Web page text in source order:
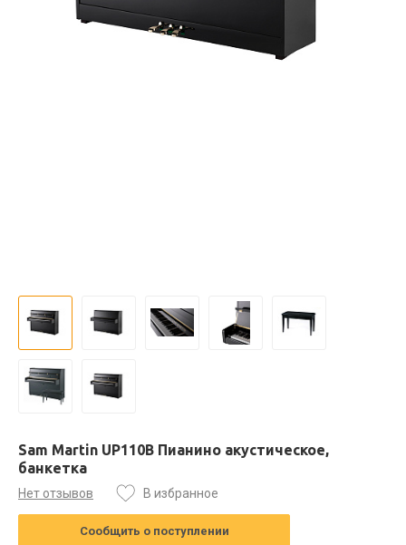
Sam Martin UP110B Пианино акустическое,
банкетка
Нет отзывов В избранное
Сообщить о поступлении